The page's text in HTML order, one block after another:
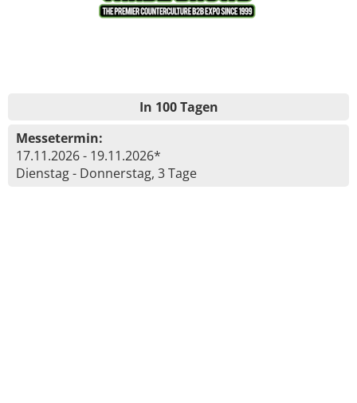
In 100 Tagen
Messetermin:
17.11.2026 - 19.11.2026*
Dienstag - Donnerstag, 3 Tage